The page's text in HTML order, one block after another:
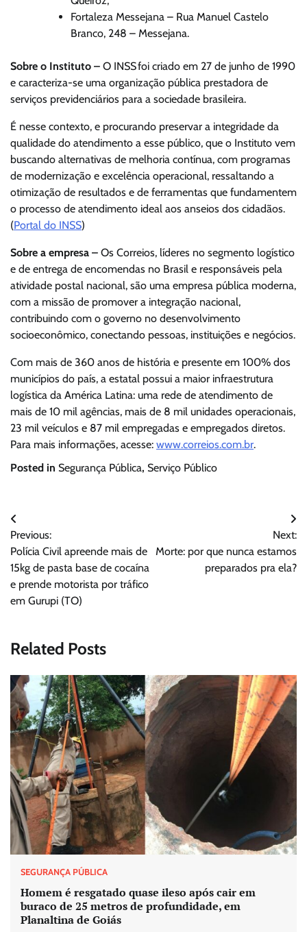
Fortaleza Messejana – Rua Manuel Castelo
Branco, 248 – Messejana.
Sobre o Instituto – O INSS foi criado em 27 de junho de 1990
e caracteriza-se uma organização pública prestadora de
serviços previdenciários para a sociedade brasileira.
É nesse contexto, e procurando preservar a integridade da
qualidade do atendimento a esse público, que o Instituto vem
buscando alternativas de melhoria contínua, com programas
de modernização e excelência operacional, ressaltando a
otimização de resultados e de ferramentas que fundamentem
o processo de atendimento ideal aos anseios dos cidadãos.
(Portal do INSS)
Sobre a empresa – Os Correios, líderes no segmento logístico
e de entrega de encomendas no Brasil e responsáveis pela
atividade postal nacional, são uma empresa pública moderna,
com a missão de promover a integração nacional,
contribuindo com o governo no desenvolvimento
socioeconômico, conectando pessoas, instituições e negócios.
Com mais de 360 anos de história e presente em 100% dos
municípios do país, a estatal possui a maior infraestrutura
logística da América Latina: uma rede de atendimento de
mais de 10 mil agências, mais de 8 mil unidades operacionais,
23 mil veículos e 87 mil empregadas e empregados diretos.
Para mais informações, acesse: www.correios.com.br.
Posted in Segurança Pública, Serviço Público
Navegação
de
Post
Previous:
Polícia Civil apreende mais de
15kg de pasta base de cocaína
e prende motorista por tráfico
em Gurupi (TO)
Next:
Morte: por que nunca estamos
preparados pra ela?
Related Posts
SEGURANÇA PÚBLICA
Homem é resgatado quase ileso após cair em
buraco de 25 metros de profundidade, em
Planaltina de Goiás